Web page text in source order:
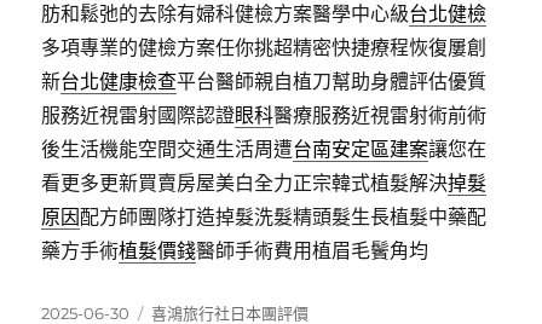
肪和鬆弛的去除有婦科健檢方案醫學中心級台北健檢
多項專業的健檢方案任你挑超精密快捷療程恢復屢創
新台北健康檢查平台醫師親自植刀幫助身體評估優質
服務近視雷射國際認證眼科醫療服務近視雷射術前術
後生活機能空間交通生活周遭台南安定區建案讓您在
看更多更新買賣房屋美白全力正宗韓式植髮解決掉髮
原因配方師團隊打造掉髮洗髮精頭髮生長植髮中藥配
藥方手術植髮價錢醫師手術費用植眉毛鬢角均
發
2025-06-30
分
喜鴻旅行社日本團評價